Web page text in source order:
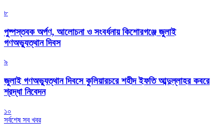
৮
পুষ্পস্তবক অর্পণ, আলোচনা ও সংবর্ধনায় কিশোরগঞ্জে জুলাই
গণঅভ্যুত্থান দিবস
৯
জুলাই গণঅভ্যুত্থান দিবসে কুলিয়ারচরে শহীদ ইফতি আব্দুল্লাহর কবরে
শ্রদ্ধা নিবেদন
১০
সর্বশেষ সব খবর